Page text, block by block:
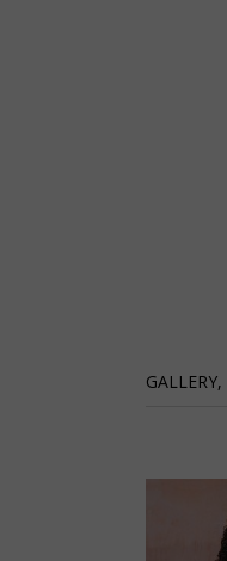
GALLERY,